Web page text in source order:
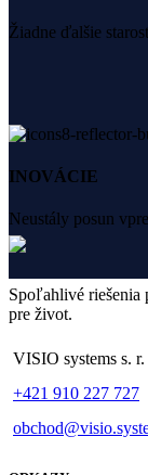
Žiadne ďalšie
INOVÁCIE
Neustály posun
Spoľahlivé riešenia
pre život.
VISIO systems s. r.
+421 910 227 727